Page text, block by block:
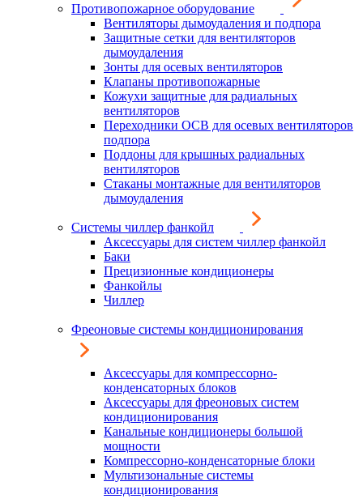
Противопожарное оборудование
Вентиляторы дымоудаления и подпора
Защитные сетки для вентиляторов
дымоудаления
Зонты для осевых вентиляторов
Клапаны противопожарные
Кожухи защитные для радиальных
вентиляторов
Переходники ОСВ для осевых вентиляторов
подпора
Поддоны для крышных радиальных
вентиляторов
Стаканы монтажные для вентиляторов
дымоудаления
Системы чиллер фанкойл
Аксессуары для систем чиллер фанкойл
Баки
Прецизионные кондиционеры
Фанкойлы
Чиллер
Фреоновые системы кондиционирования
Аксессуары для компрессорно-
конденсаторных блоков
Аксессуары для фреоновых систем
кондиционирования
Канальные кондиционеры большой
мощности
Компрессорно-конденсаторные блоки
Мультизональные системы
кондиционирования